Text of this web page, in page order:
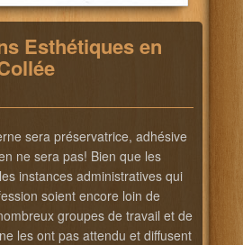
Esthétiques en
sera préservatrice, adhésive
ne sera pas! Bien que les
instances administratives qui
soient encore loin de
groupes de travail et de
les ont pas attendu et diffusent